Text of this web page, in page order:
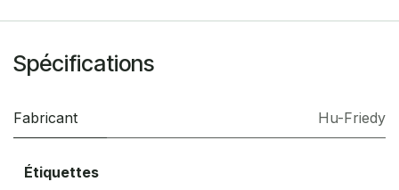
Spécifications
Fabricant Hu-Friedy
Étiquettes